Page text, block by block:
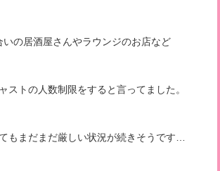
いの居酒屋さんやラウンジのお店など
ストの人数制限をすると言ってました。
もまだまだ厳しい状況が続きそうです…